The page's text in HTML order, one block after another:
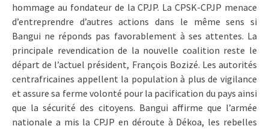
hommage au fondateur de la CPJP. La CPSK-CPJP menace
d’entreprendre d’autres actions dans le même sens si
Bangui ne réponds pas favorablement à ses attentes. La
principale revendication de la nouvelle coalition reste le
départ de l’actuel président, François Bozizé. Les autorités
centrafricaines appellent la population à plus de vigilance
et assure sa ferme volonté pour la pacification du pays ainsi
que la sécurité des citoyens. Bangui affirme que l’armée
nationale a mis la CPJP en déroute à Dékoa, les rebelles